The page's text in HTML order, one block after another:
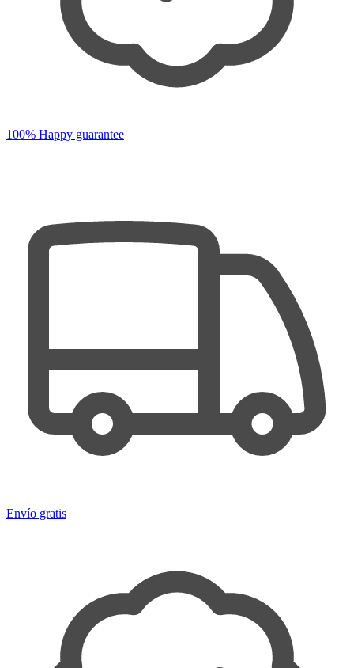
100% Happy guarantee
Envío gratis